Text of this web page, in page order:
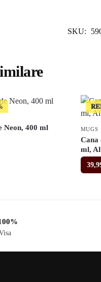
SKU:
Neon, 400 ml MUGS
Cana
ml,